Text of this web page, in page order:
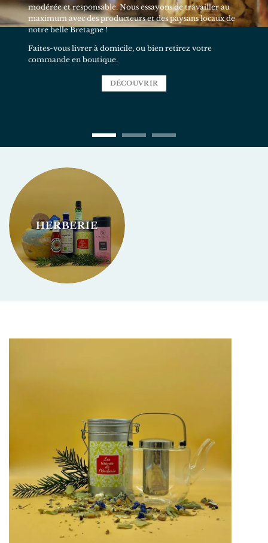
Nos tisanes sont faites maison, nos cosmétiques sont
fabriquées en Bretagne par des paysans(es) herboristes.
Nous sélectionnons nos herbes avec soin, afin de vous
offrir le meilleur de nos plantes libérées. Nous sommes
également en partenariat avec la maison L’Autre Thé,
HERBERIE